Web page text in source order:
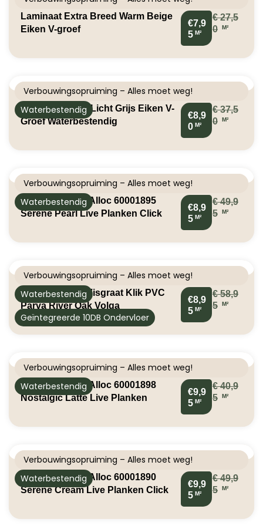
Laminaat Extra Breed Warm Beige
Eiken V-groef
€7,9
5 M²
€27,5
0
M²
Verbouwingsopruiming – Alles moet weg!
Waterbestendig
Aqua Laminaat Licht Grijs Eiken V-
Groef Waterbestendig
€8,9
0 M²
€37,5
0
M²
Verbouwingsopruiming – Alles moet weg!
Waterbestendig
Klik PVC Berry Alloc 60001895
Serene Pearl Live Planken Click
€8,9
5 M²
€49,9
5
M²
Verbouwingsopruiming – Alles moet weg!
Waterbestendig
Geïntegreerde 10DB Ondervloer
Solcora 56064 Visgraat Klik PVC
Parva River Oak Volga
€8,9
5 M²
€58,9
5
M²
Verbouwingsopruiming – Alles moet weg!
Waterbestendig
Klik PVC Berry Alloc 60001898
Nostalgic Latte Live Planken
€9,9
5 M²
€40,9
5
M²
Verbouwingsopruiming – Alles moet weg!
Waterbestendig
Klik PVC Berry Alloc 60001890
Serene Cream Live Planken Click
€9,9
5 M²
€49,9
5
M²